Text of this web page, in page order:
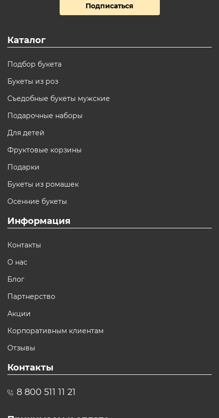
Подписаться
Каталог
Подбор букета
Букеты из роз
Съедобные букеты мужские
Подарочные наборы
Для детей
Фруктовые корзины
Подарки
Букеты из ромашек
Осенние букеты
Информация
Контакты
О нас
Блог
Партнерство
Акции
Корпоративным клиентам
Отзывы
Контакты
8 800 511 11 21